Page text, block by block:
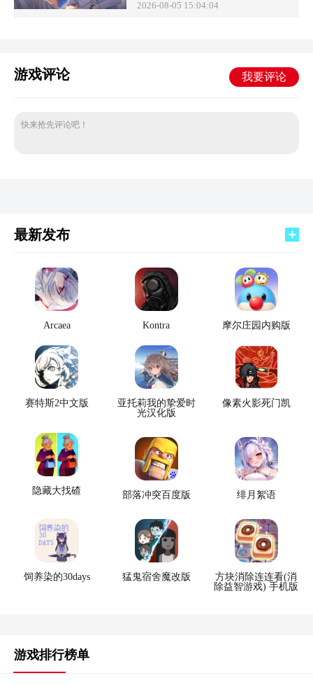
游戏排行榜单
2026-08-05 15:04:04
游戏评论 我要评论
快来抢先评论吧！
最新发布
Arcaea Kontra 摩尔庄园内购版
赛特斯2中文版
亚托莉我的挚爱时
光汉化版
像素火影死门凯
隐藏大找碴 部落冲突百度版 绯月絮语
饲养染的30days 猛鬼宿舍魔改版
方块消除连连看(消
除益智游戏) 手机版